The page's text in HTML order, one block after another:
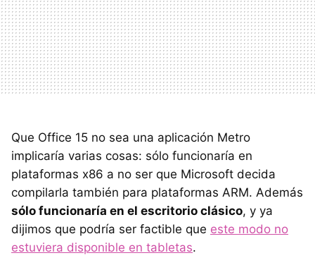
Que Office 15 no sea una aplicación Metro
implicaría varias cosas: sólo funcionaría en
plataformas x86 a no ser que Microsoft decida
compilarla también para plataformas ARM. Además
sólo funcionaría en el escritorio clásico, y ya
dijimos que podría ser factible que este modo no
estuviera disponible en tabletas.